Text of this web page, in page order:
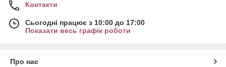
Контакти
Сьогодні працює з 10:00 до 17:00
Показати весь графік роботи
Про нас